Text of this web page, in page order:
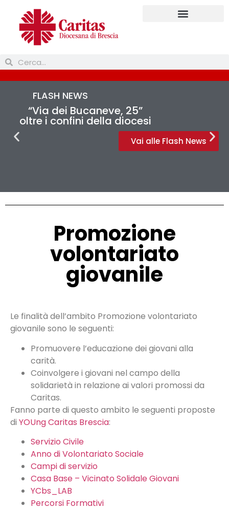
FLASH NEWS
“Via dei Bucaneve, 25”
oltre i confini della diocesi
Vai alle Flash News
Promozione
volontariato
giovanile
Le finalità dell’ambito Promozione volontariato
giovanile sono le seguenti:
Promuovere l’educazione dei giovani alla
carità.
Coinvolgere i giovani nel campo della
solidarietà in relazione ai valori promossi da
Caritas.
Fanno parte di questo ambito le seguenti proposte
di YOUng Caritas Brescia:
Servizio Civile
Anno di Volontariato Sociale
Campi di servizio
Casa Base – Vicinato Solidale Giovani
YCbs_LAB
Percorsi Formativi